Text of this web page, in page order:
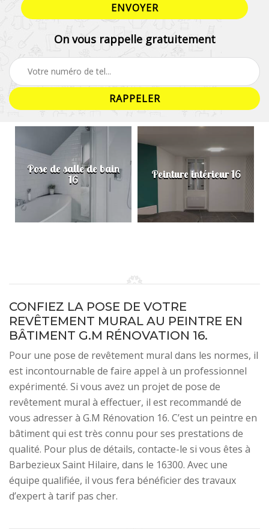
On vous rappelle gratuitement
Pose de salle de bain
16 Peinture intérieur 16
CONFIEZ LA POSE DE VOTRE
REVÊTEMENT MURAL AU PEINTRE EN
BÂTIMENT G.M RÉNOVATION 16.
Pour une pose de revêtement mural dans les normes, il
est incontournable de faire appel à un professionnel
expérimenté. Si vous avez un projet de pose de
revêtement mural à effectuer, il est recommandé de
vous adresser à G.M Rénovation 16. C’est un peintre en
bâtiment qui est très connu pour ses prestations de
qualité. Pour plus de détails, contacte-le si vous êtes à
Barbezieux Saint Hilaire, dans le 16300. Avec une
équipe qualifiée, il vous fera bénéficier des travaux
d’expert à tarif pas cher.